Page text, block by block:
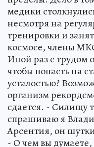
медики
несмотря на
тренировки и
космосе, члены
Иной раз с трудом
чтобы попасть на
усталостью?
организм
сдается. - Силищу
спрашиваю я
Арсентия, он
- О чем вы думаете,